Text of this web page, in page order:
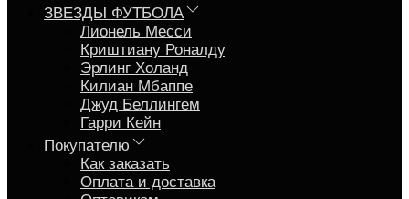
ЗВЕЗДЫ ФУТБОЛА
Лионель Месси
Криштиану Роналду
Эрлинг Холанд
Килиан Мбаппе
Джуд Беллингем
Гарри Кейн
Покупателю
Как заказать
Оплата и доставка